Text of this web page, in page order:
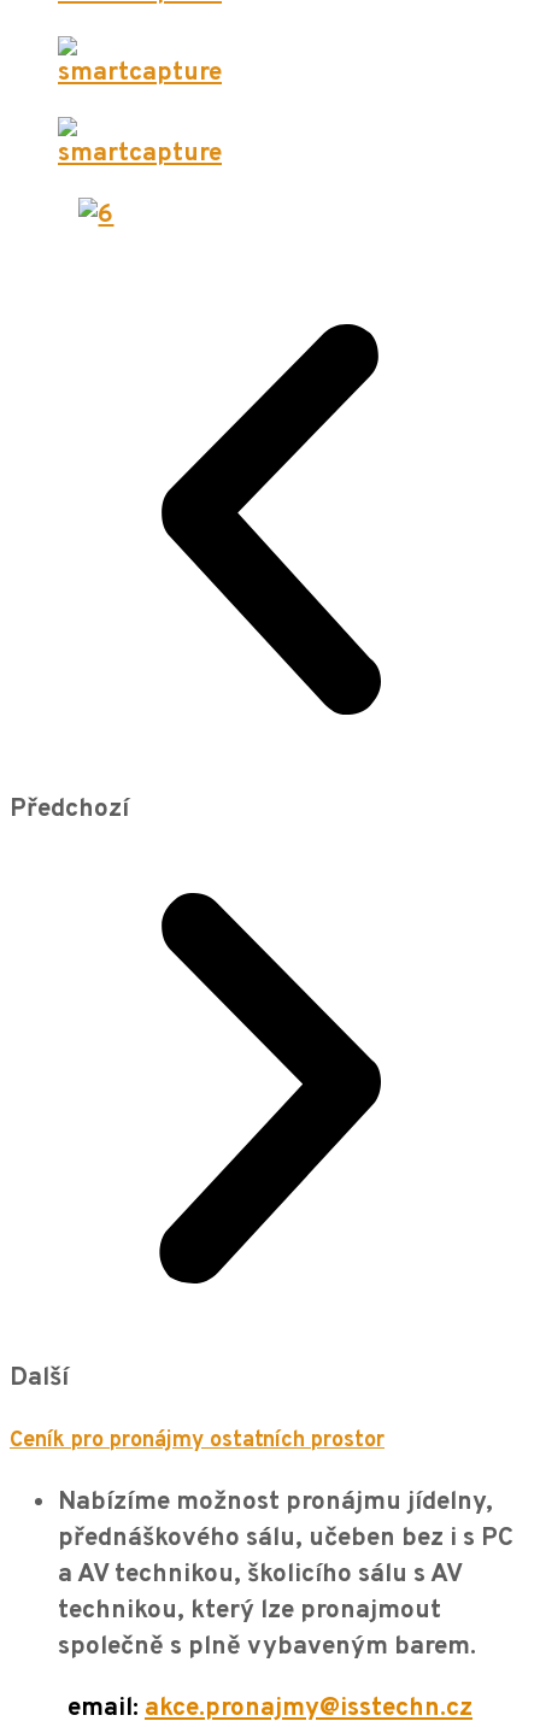
Předchozí
Další
Ceník pro pronájmy ostatních prostor
Nabízíme možnost pronájmu jídelny,
přednáškového sálu, učeben bez i s PC
a AV technikou, školicího sálu s AV
technikou, který lze pronajmout
společně s plně vybaveným barem.
email: akce.pronajmy@isstechn.cz